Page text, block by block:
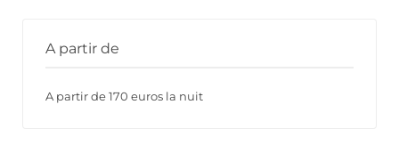
A partir de
A partir de 170 euros la nuit